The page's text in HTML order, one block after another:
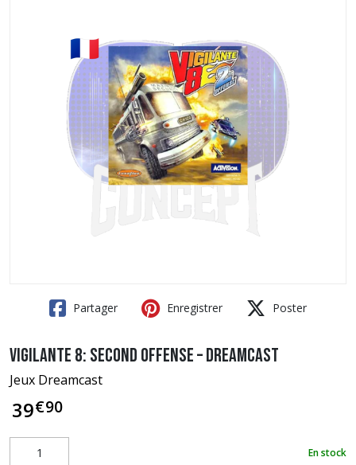
Partager Enregistrer Poster
Vigilante 8: Second Offense – Dreamcast
Jeux Dreamcast
39€90
En stock